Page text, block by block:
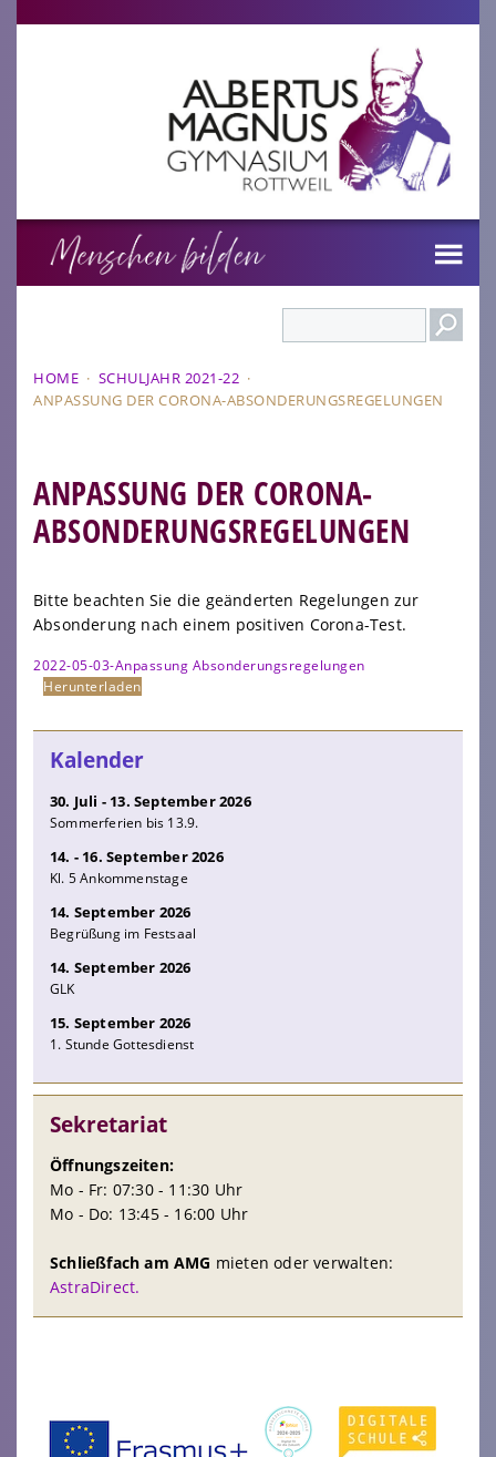
HOME · SCHULJAHR 2021-22 ·
ANPASSUNG DER CORONA-ABSONDERUNGSREGELUNGEN
ANPASSUNG DER CORONA-
ABSONDERUNGSREGELUNGEN
Bitte beachten Sie die geänderten Regelungen zur
Absonderung nach einem positiven Corona-Test.
2022-05-03-Anpassung Absonderungsregelungen
Herunterladen
Kalender
30. Juli - 13. September 2026
Sommerferien bis 13.9.
14. - 16. September 2026
Kl. 5 Ankommenstage
14. September 2026
Begrüßung im Festsaal
14. September 2026
GLK
15. September 2026
1. Stunde Gottesdienst
Sekretariat
Öffnungszeiten:
Mo - Fr: 07:30 - 11:30 Uhr
Mo - Do: 13:45 - 16:00 Uhr
Schließfach am AMG mieten oder verwalten:
AstraDirect.